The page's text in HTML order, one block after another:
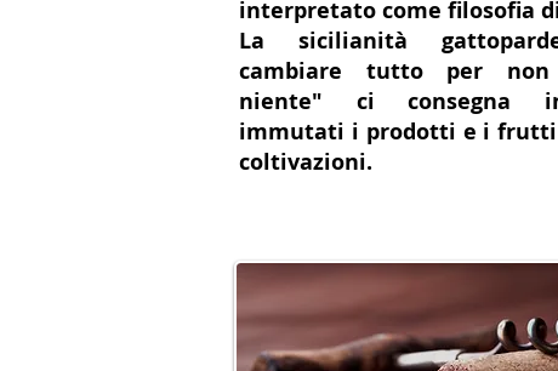
interpretato come filosofia
La sicilianità
cambiare tutto per non
niente" ci consegna
immutati i prodotti e i
coltivazioni.